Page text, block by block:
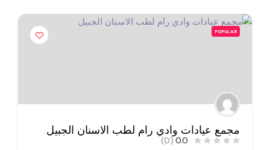
POPULAR
مجمع عيادات وادي رام لطب الاسنان الجبيل
0.0
(0)